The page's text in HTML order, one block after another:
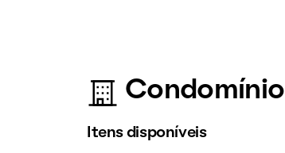
Condomínio
Itens disponíveis